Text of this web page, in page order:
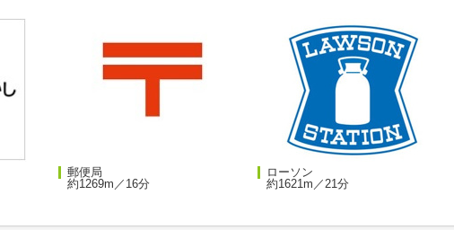
郵便局
約1269m／16分
ローソン
約1621m／21分